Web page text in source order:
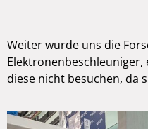
Weiter wurde uns die
diese nicht besuchen, da